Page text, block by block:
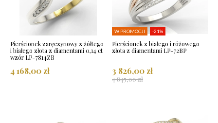
Pierścionek zaręczynowy z żółtego
i białego złota z diamentami 0,14 ct
wzór LP-7814ZB
4 168,00 zł
W PROMOCJI -21%
Pierścionek z białego i różowego
złota z diamentami LP-72BP
3 826,00 zł
4 845,00 zł